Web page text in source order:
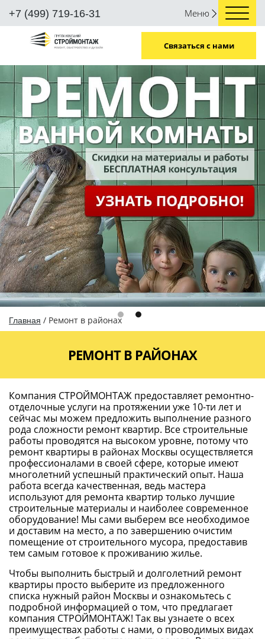
+7 (499) 719-16-31 Меню
Связаться с нами
Главная / Ремонт в районах
РЕМОНТ В РАЙОНАХ
Компания СТРОЙМОНТАЖ предоставляет ремонтно-
отделочные услуги на протяжении уже 10-ти лет и
сейчас мы можем предложить выполнение разного
рода сложности ремонт квартир. Все строительные
работы проводятся на высоком уровне, потому что
ремонт квартиры в районах Москвы осуществляется
профессионалами в своей сфере, которые имеют
многолетний успешный практический опыт. Наша
работа всегда качественная, ведь мастера
используют для ремонта квартир только лучшие
строительные материалы и наиболее современное
оборудование! Мы сами выберем все необходимое
и доставим на место, а по завершению очистим
помещение от строительного мусора, предоставив
тем самым готовое к проживанию жилье.
Чтобы выполнить быстрый и долголетний ремонт
квартиры просто выберите из предложенного
списка нужный район Москвы и ознакомьтесь с
подробной информацией о том, что предлагает
компания СТРОЙМОНТАЖ! Так вы узнаете о всех
преимуществах работы с нами, о проводимых видах